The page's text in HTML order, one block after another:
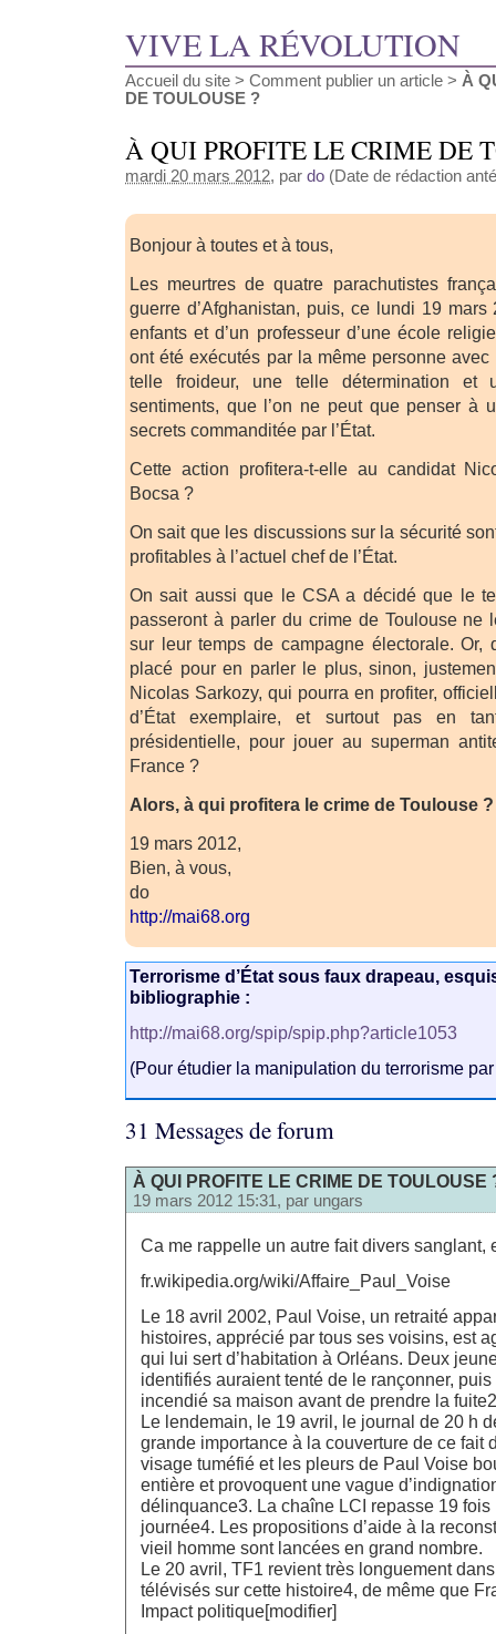
VIVE LA RÉVOLUTION
Accueil du site > Comment publier un article > À
DE TOULOUSE ?
À QUI PROFITE LE CRIME DE
mardi 20 mars 2012, par do (Date de rédaction
Bonjour à toutes et à tous,
Les meurtres de quatre parachutistes
guerre d’Afghanistan, puis, ce lundi 19
enfants et d’un professeur d’une école
ont été exécutés par la même personne
telle froideur, une telle détermination et
sentiments, que l’on ne peut que penser à
secrets commanditée par l’État.
Cette action profitera-t-elle au candidat
Bocsa ?
On sait que les discussions sur la sécurité
profitables à l’actuel chef de l’État.
On sait aussi que le CSA a décidé que le
passeront à parler du crime de Toulouse ne
sur leur temps de campagne électorale. Or,
placé pour en parler le plus, sinon,
Nicolas Sarkozy, qui pourra en profiter,
d’État exemplaire, et surtout pas en
présidentielle, pour jouer au superman
France ?
Alors, à qui profitera le crime de Toulouse ?
19 mars 2012,
Bien, à vous,
do
http://mai68.org
Terrorisme d’État sous faux drapeau,
bibliographie :
http://mai68.org/spip/spip.php?article1053
(Pour étudier la manipulation du terrorisme par
31 Messages de forum
À QUI PROFITE LE CRIME DE TOULOUSE
19 mars 2012 15:31, par ungars
Ca me rappelle un autre fait divers
fr.wikipedia.org/wiki/Affaire_Paul_Voise
Le 18 avril 2002, Paul Voise, un retraité
histoires, apprécié par tous ses voisins, est
qui lui sert d’habitation à Orléans. Deux
identifiés auraient tenté de le rançonner,
incendié sa maison avant de prendre la
Le lendemain, le 19 avril, le journal de 20 h
grande importance à la couverture de ce fait
visage tuméfié et les pleurs de Paul Voise
entière et provoquent une vague
délinquance3. La chaîne LCI repasse 19
journée4. Les propositions d’aide à la
vieil homme sont lancées en grand nombre.
Le 20 avril, TF1 revient très longuement
télévisés sur cette histoire4, de même que
Impact politique[modifier]